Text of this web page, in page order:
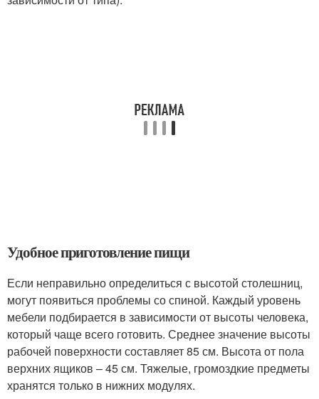
Удобное приготовление пищи
Если неправильно определиться с высотой столешниц,
могут появиться проблемы со спиной. Каждый уровень
мебели подбирается в зависимости от высоты человека,
который чаще всего готовить. Среднее значение высоты
рабочей поверхности составляет 85 см. Высота от пола
верхних ящиков – 45 см. Тяжелые, громоздкие предметы
хранятся только в нижних модулях.